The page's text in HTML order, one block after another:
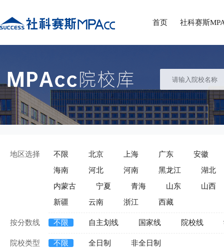
首页 社科赛斯
地区选择 不限 北京 上海 广东
安徽
海南
河北 河南 黑龙江
湖北
内蒙古
宁夏 青海 山东
山西
新疆
云南 浙江 西藏
按分数线 不限 自主划线 国家线 院校线
院校类型 不限 全日制 非全日制